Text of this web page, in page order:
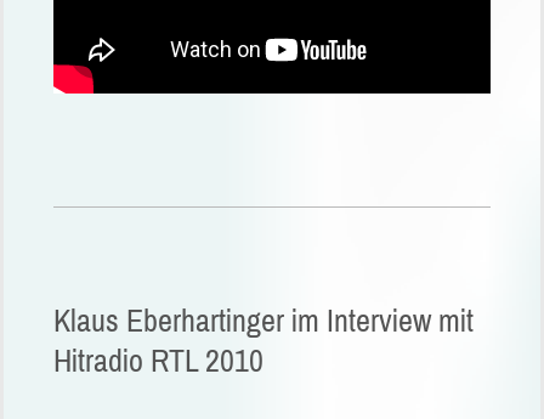
Klaus Eberhartinger im Interview mit
Hitradio RTL 2010